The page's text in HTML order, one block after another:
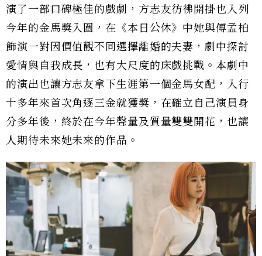
演了一部口碑極佳的戲劇，方志友彷彿開掛也入列
今年的金馬獎入圍，在《本日公休》中她與傅孟柏
飾演一對因價值觀不同選擇離婚的夫妻，劇中探討
愛情與自我成長，也有大尺度的床戲挑戰。本劇中
的演出也讓方志友拿下生涯第一個金馬女配，入行
十多年來首次角逐三金就獲獎，在確立自己演員身
分多年後，終於在今年聲量及質量雙雙開花，也讓
人期待未來她未來的作品。